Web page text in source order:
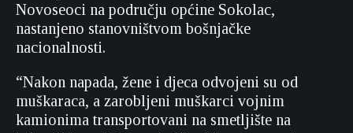
Novoseoci na području općine Sokolac,
nastanjeno stanovništvom bošnjačke
nacionalnosti.
“Nakon napada, žene i djeca odvojeni su od
muškaraca, a zarobljeni muškarci vojnim
kamionima transportovani na smetljište na